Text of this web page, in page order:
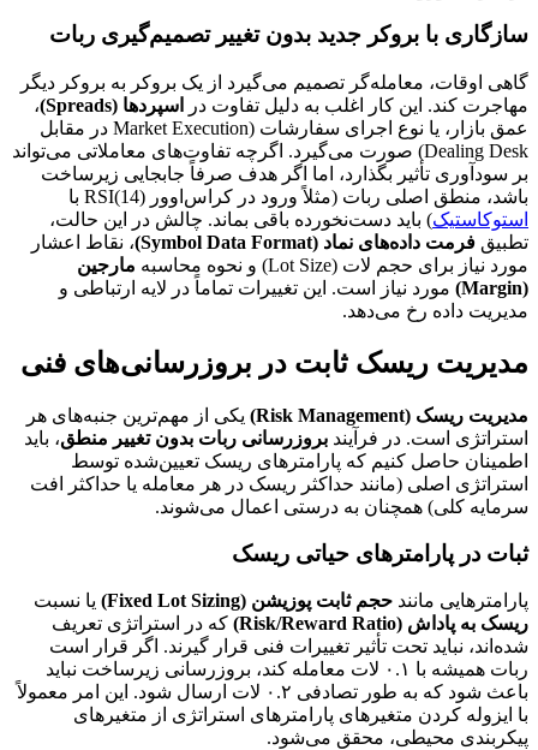
سازگاری با بروکر جدید بدون تغییر تصمیم‌گیری ربات
گاهی اوقات، معامله‌گر تصمیم می‌گیرد از یک بروکر به بروکر دیگر
مهاجرت کند. این کار اغلب به دلیل تفاوت در
اسپردها (Spreads)
،
عمق بازار، یا نوع اجرای سفارشات (Market Execution در مقابل
Dealing Desk) صورت می‌گیرد. اگرچه تفاوت‌های معاملاتی می‌تواند
بر سودآوری تأثیر بگذارد، اما اگر هدف صرفاً جابجایی زیرساخت
باشد، منطق اصلی ربات (مثلاً ورود در کراس‌اوور RSI(14) با
استوکاستیک) باید دست‌نخورده باقی بماند. چالش در این حالت،
تطبیق فرمت داده‌های نماد (Symbol Data Format)
، نقاط اعشار
مورد نیاز برای حجم لات (Lot Size) و نحوه محاسبه
مارجین
(Margin)
مورد نیاز است. این تغییرات تماماً در لایه ارتباطی و
مدیریت داده رخ می‌دهد.
مدیریت ریسک ثابت در بروزرسانی‌های فنی
مدیریت ریسک (Risk Management)
یکی از مهم‌ترین جنبه‌های هر
استراتژی است. در فرآیند بروزرسانی ربات بدون تغییر منطق، باید
اطمینان حاصل کنیم که پارامترهای ریسک تعیین‌شده توسط
استراتژی اصلی (مانند حداکثر ریسک در هر معامله یا حداکثر افت
سرمایه کلی) همچنان به درستی اعمال می‌شوند.
ثبات در پارامترهای حیاتی ریسک
پارامترهایی مانند حجم ثابت پوزیشن (Fixed Lot Sizing)
یا نسبت
ریسک به پاداش (Risk/Reward Ratio)
که در استراتژی تعریف
شده‌اند، نباید تحت تأثیر تغییرات فنی قرار گیرند. اگر قرار است
ربات همیشه با ۰.۱ لات معامله کند، بروزرسانی زیرساخت نباید
باعث شود که به طور تصادفی ۰.۲ لات ارسال شود. این امر معمولاً
با ایزوله کردن متغیرهای پارامترهای استراتژی از متغیرهای
پیکربندی محیطی، محقق می‌شود.